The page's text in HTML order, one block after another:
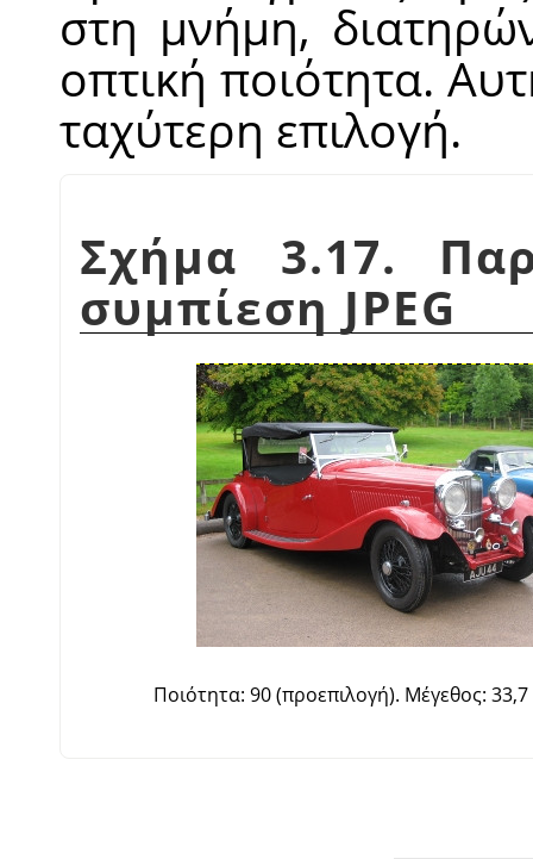
στη μνήμη,
οπτική ποιότητα.
ταχύτερη επιλογή.
Σχήμα 3.17.
συμπίεση JPEG
Ποιότητα: 90 (προεπιλογή). Μέγεθος: